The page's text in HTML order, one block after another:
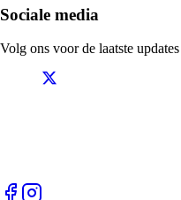
Sociale media
Volg ons voor de laatste